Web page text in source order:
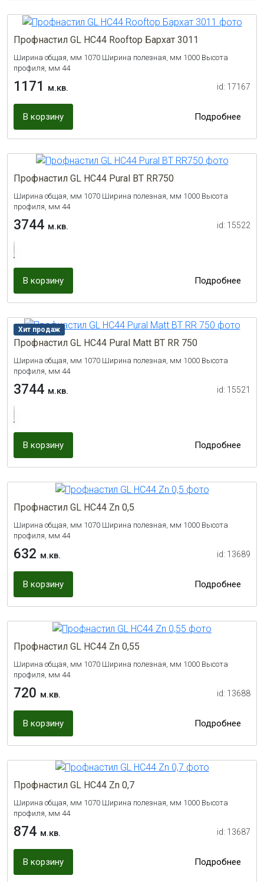
Профнастил GL НС44 Rooftop Бархат 3011
Ширина общая, мм 1070 Ширина полезная, мм 1000 Высота
профиля, мм 44
1171 м.кв. id: 17167
В корзину Подробнее
Профнастил GL НС44 Pural BT RR750
Ширина общая, мм 1070 Ширина полезная, мм 1000 Высота
профиля, мм 44
3744 м.кв. id: 15522
В корзину Подробнее
Хит продаж
Профнастил GL НС44 Pural Matt BT RR 750
Ширина общая, мм 1070 Ширина полезная, мм 1000 Высота
профиля, мм 44
3744 м.кв. id: 15521
В корзину Подробнее
Профнастил GL НС44 Zn 0,5
Ширина общая, мм 1070 Ширина полезная, мм 1000 Высота
профиля, мм 44
632 м.кв. id: 13689
В корзину Подробнее
Профнастил GL НС44 Zn 0,55
Ширина общая, мм 1070 Ширина полезная, мм 1000 Высота
профиля, мм 44
720 м.кв. id: 13688
В корзину Подробнее
Профнастил GL НС44 Zn 0,7
Ширина общая, мм 1070 Ширина полезная, мм 1000 Высота
профиля, мм 44
874 м.кв. id: 13687
В корзину Подробнее